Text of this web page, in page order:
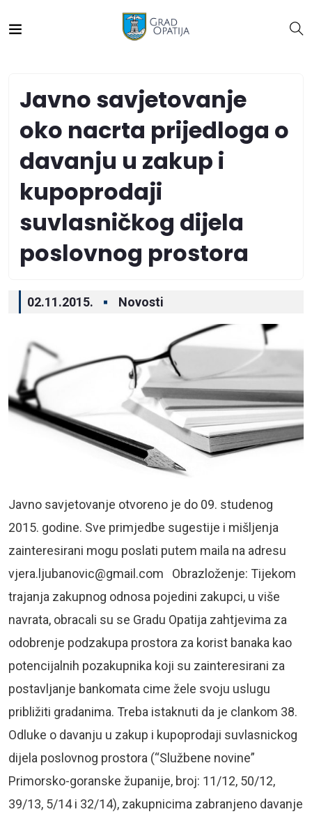
Javno savjetovanje
oko nacrta prijedloga o
davanju u zakup i
kupoprodaji
suvlasničkog dijela
poslovnog prostora
02.11.2015. Novosti
Javno savjetovanje otvoreno je do 09. studenog
2015. godine. Sve primjedbe sugestije i mišljenja
zainteresirani mogu poslati putem maila na adresu
vjera.ljubanovic@gmail.com Obrazloženje: Tijekom
trajanja zakupnog odnosa pojedini zakupci, u više
navrata, obracali su se Gradu Opatija zahtjevima za
odobrenje podzakupa prostora za korist banaka kao
potencijalnih pozakupnika koji su zainteresirani za
postavljanje bankomata cime žele svoju uslugu
približiti gradanima. Treba istaknuti da je clankom 38.
Odluke o davanju u zakup i kupoprodaji suvlasnickog
dijela poslovnog prostora (“Službene novine”
Primorsko-goranske županije, broj: 11/12, 50/12,
39/13, 5/14 i 32/14), zakupnicima zabranjeno davanje